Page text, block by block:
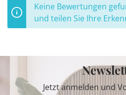
Keine Bewertungen
und teilen Sie Ihre
Jetzt anmelden und